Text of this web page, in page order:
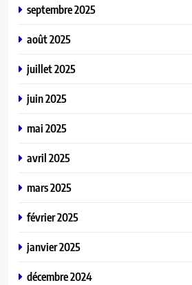
septembre 2025
août 2025
juillet 2025
juin 2025
mai 2025
avril 2025
mars 2025
février 2025
janvier 2025
décembre 2024